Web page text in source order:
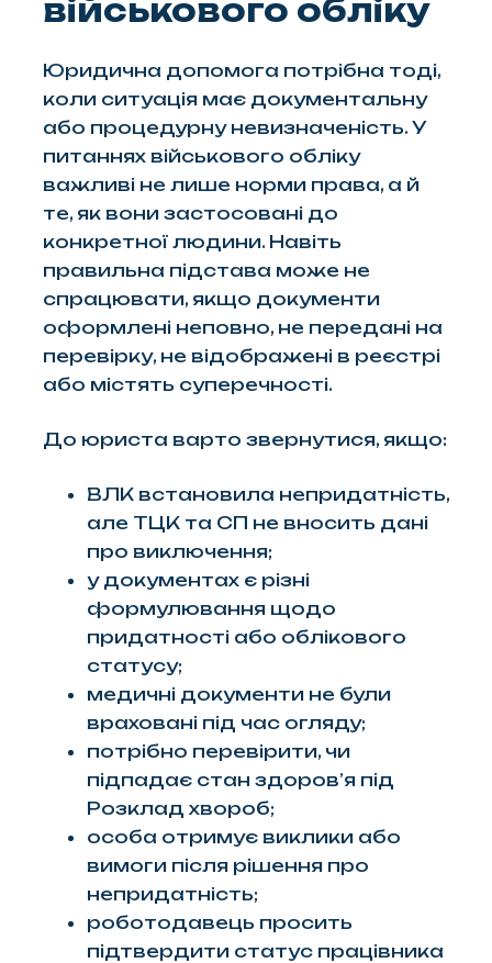
військового обліку
Юридична допомога потрібна тоді,
коли ситуація має документальну
або процедурну невизначеність. У
питаннях військового обліку
важливі не лише норми права, а й
те, як вони застосовані до
конкретної людини. Навіть
правильна підстава може не
спрацювати, якщо документи
оформлені неповно, не передані на
перевірку, не відображені в реєстрі
або містять суперечності.
До юриста варто звернутися, якщо:
ВЛК встановила непридатність,
але ТЦК та СП не вносить дані
про виключення;
у документах є різні
формулювання щодо
придатності або облікового
статусу;
медичні документи не були
враховані під час огляду;
потрібно перевірити, чи
підпадає стан здоров’я під
Розклад хвороб;
особа отримує виклики або
вимоги після рішення про
непридатність;
роботодавець просить
підтвердити статус працівника